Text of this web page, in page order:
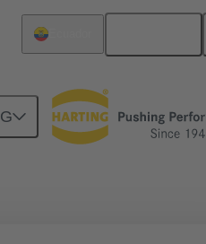
especiales